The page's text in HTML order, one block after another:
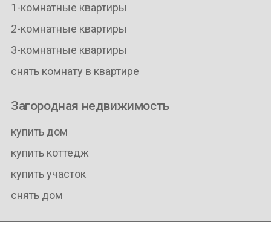
1-комнатные квартиры
2-комнатные квартиры
3-комнатные квартиры
снять комнату в квартире
Загородная недвижимость
купить дом
купить коттедж
купить участок
снять дом